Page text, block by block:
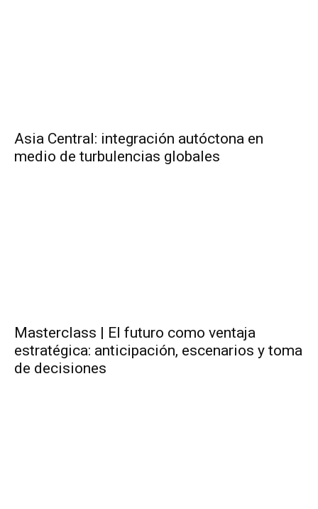
Asia Central: integración autóctona en
medio de turbulencias globales
Masterclass | El futuro como ventaja
estratégica: anticipación, escenarios y toma
de decisiones